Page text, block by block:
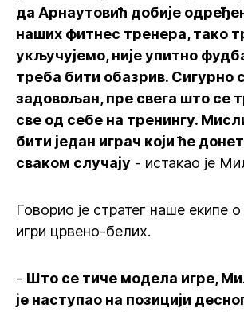
да Арнаутовић добије
наших фитнес тренера, тако
укључујемо, није упитно
треба бити обазрив. Сигурно
задовољан, пре свега што се
све од себе на тренингу.
бити један играч који ће
сваком случају - истакао је
Говорио је стратег наше екипе
игри црвено-белих.
- Што се тиче модела игре,
је наступао на позицији